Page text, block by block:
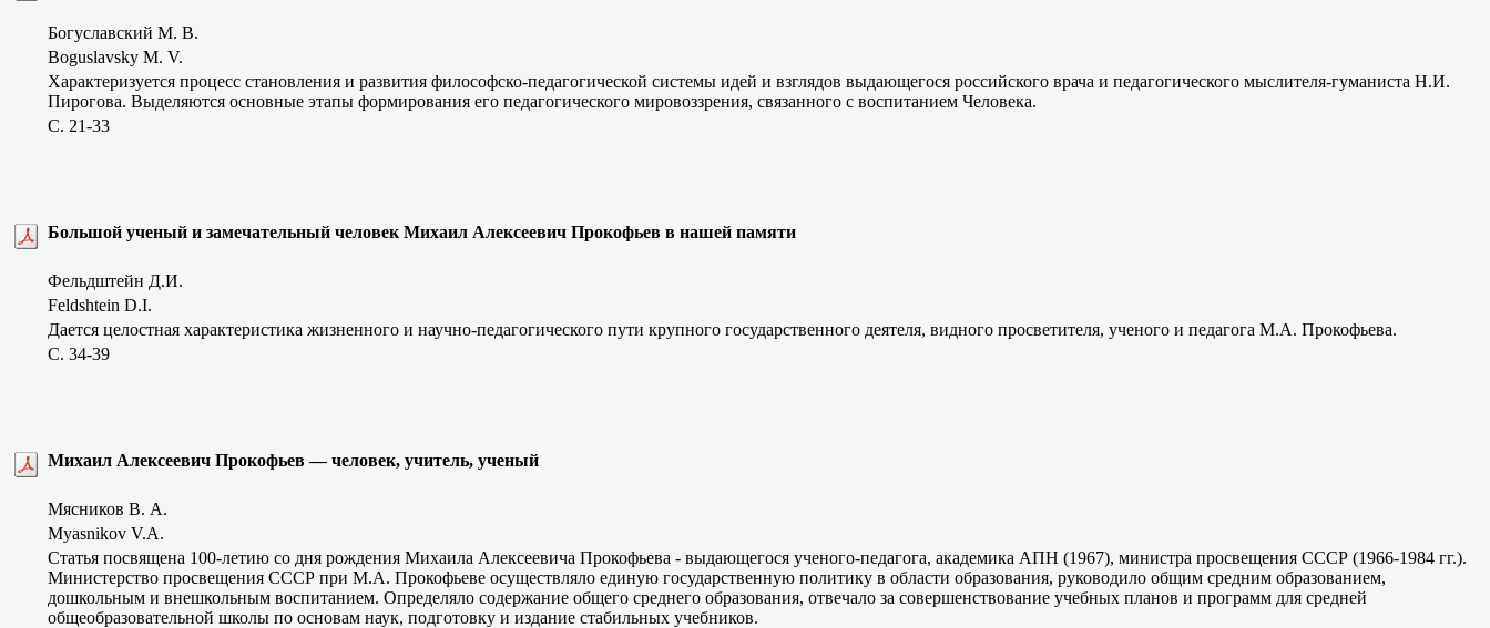
Богуславский М. В.
Boguslavsky M. V.
Характеризуется процесс становления и развития философско-педагогической системы идей и взглядов выдающегося российского врача и педагогического мыслителя-гуманиста Н.И.
Пирогова. Выделяются основные этапы формирования его педагогического мировоззрения, связанного с воспитанием Человека.
C. 21-33
Большой ученый и замечательный человек Михаил Алексеевич Прокофьев в нашей памяти
Фельдштейн Д.И.
Feldshtein D.I.
Дается целостная характеристика жизненного и научно-педагогического пути крупного государственного деятеля, видного просветителя, ученого и педагога М.А. Прокофьева.
C. 34-39
Михаил Алексеевич Прокофьев — человек, учитель, ученый
Мясников В. А.
Myasnikov V.A.
Статья посвящена 100-летию со дня рождения Михаила Алексеевича Прокофьева - выдающегося ученого-педагога, академика АПН (1967), министра просвещения СССР (1966-1984 гг.).
Министерство просвещения СССР при М.А. Прокофьеве осуществляло единую государственную политику в области образования, руководило общим средним образованием,
дошкольным и внешкольным воспитанием. Определяло содержание общего среднего образования, отвечало за совершенствование учебных планов и программ для средней
общеобразовательной школы по основам наук, подготовку и издание стабильных учебников.